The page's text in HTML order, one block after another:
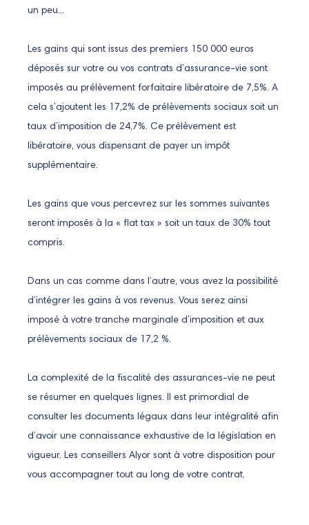
un peu...
Les gains qui sont issus des premiers 150 000 euros
déposés sur votre ou vos contrats d’assurance-vie sont
imposés au prélèvement forfaitaire libératoire de 7,5%. A
cela s’ajoutent les 17,2% de prélèvements sociaux soit un
taux d’imposition de 24,7%. Ce prélèvement est
libératoire, vous dispensant de payer un impôt
supplémentaire.
Les gains que vous percevrez sur les sommes suivantes
seront imposés à la « flat tax » soit un taux de 30% tout
compris.
Dans un cas comme dans l’autre, vous avez la possibilité
d’intégrer les gains à vos revenus. Vous serez ainsi
imposé à votre tranche marginale d’imposition et aux
prélèvements sociaux de 17,2 %.
La complexité de la fiscalité des assurances-vie ne peut
se résumer en quelques lignes. Il est primordial de
consulter les documents légaux dans leur intégralité afin
d’avoir une connaissance exhaustive de la législation en
vigueur. Les conseillers Alyor sont à votre disposition pour
vous accompagner tout au long de votre contrat.